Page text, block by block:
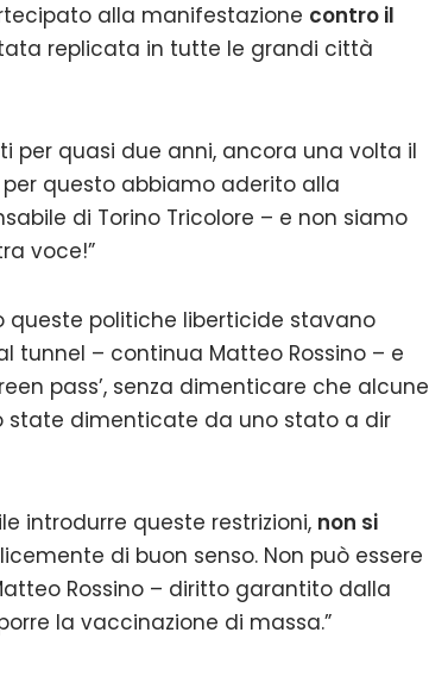
alla manifestazione contro il
replicata in tutte le grandi città
per quasi due anni, ancora una volta il
per questo abbiamo aderito alla
di Torino Tricolore – e non siamo
voce!”
queste politiche liberticide stavano
tunnel – continua Matteo Rossino – e
pass’, senza dimenticare che alcune
state dimenticate da uno stato a dir
introdurre queste restrizioni, non si
di buon senso. Non può essere
Rossino – diritto garantito dalla
la vaccinazione di massa.”